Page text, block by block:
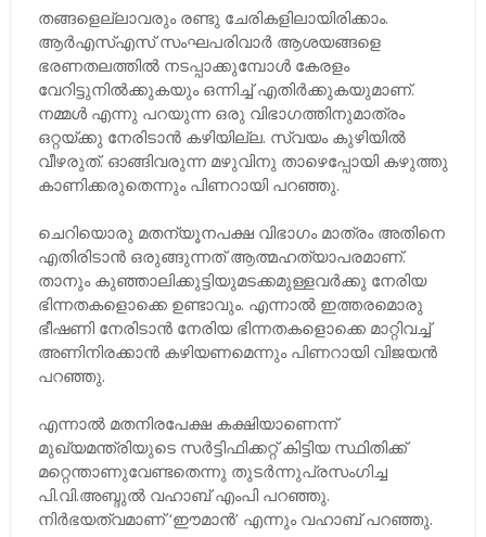
തങ്ങളെല്ലാവരും രണ്ടു ചേരികളിലായിരിക്കാം.
ആർഎസ്എസ് സംഘപരിവാർ ആശയങ്ങളെ
ഭരണതലത്തിൽ നടപ്പാക്കുമ്പോൾ കേരളം
വേറിട്ടുനിൽക്കുകയും ഒന്നിച്ച് എതിർക്കുകയുമാണ്.
നമ്മൾ എന്നു പറയുന്ന ഒരു വിഭാഗത്തിനുമാത്രം
ഒറ്റയ്ക്കു നേരിടാൻ കഴിയില്ല. സ്വയം കുഴിയിൽ
വീഴരുത്. ഓങ്ങിവരുന്ന മഴുവിനു താഴെപ്പോയി കഴുത്തു
കാണിക്കരുതെന്നും പിണറായി പറഞ്ഞു.
ചെറിയൊരു മതന്യൂനപക്ഷ വിഭാഗം മാത്രം അതിനെ
എതിരിടാൻ ഒരുങ്ങുന്നത് ആത്മഹത്യാപരമാണ്.
താനും കുഞ്ഞാലിക്കുട്ടിയുമടക്കമുള്ളവർക്കു നേരിയ
ഭിന്നതകളൊക്കെ ഉണ്ടാവും. എന്നാൽ ഇത്തരമൊരു
ഭീഷണി നേരിടാൻ നേരിയ ഭിന്നതകളൊക്കെ മാറ്റിവച്ച്
അണിനിരക്കാൻ കഴിയണമെന്നും പിണറായി വിജയൻ
പറഞ്ഞു.
എന്നാൽ മതനിരപേക്ഷ കക്ഷിയാണെന്ന്
മുഖ്യമന്ത്രിയുടെ സർട്ടിഫിക്കറ്റ് കിട്ടിയ സ്ഥിതിക്ക്
മറ്റെന്താണുവേണ്ടതെന്നു തുടർന്നുപ്രസംഗിച്ച
പി.വി.അബ്ദുൽ വഹാബ് എംപി പറഞ്ഞു.
നിർഭയത്വമാണ് ‘ഈമാൻ’ എന്നും വഹാബ് പറഞ്ഞു.